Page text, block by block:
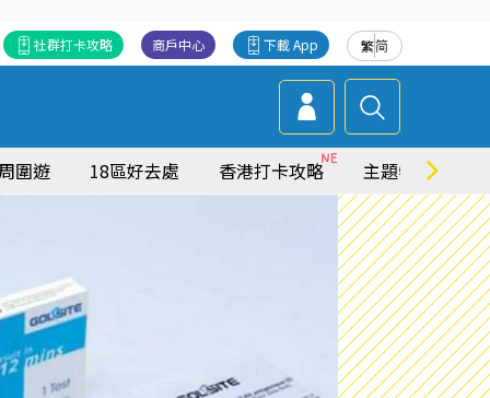
繁简
下載 App
商戶中心
社群打卡攻略
圍遊 18區好去處 香港打卡攻略 主題特集